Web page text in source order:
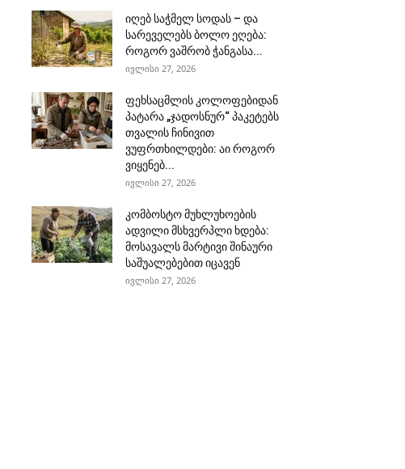
იღებ საჭმელ სოდას – და
სარეველებს ბოლო ეღება:
როგორ ვაშრობ ჭანგასა...
ივლისი 27, 2026
ფეხსაცმლის კოლოფებიდან
პატარა „ჯადოსნურ“ პაკეტებს
თვალის ჩინივით
ვუფრთხილდები: აი როგორ
ვიყენებ...
ივლისი 27, 2026
კომბოსტო მუხლუხოების
ადვილი მსხვერპლი ხდება:
მოსავალს მარტივი შინაური
საშუალებებით იცავენ
ივლისი 27, 2026